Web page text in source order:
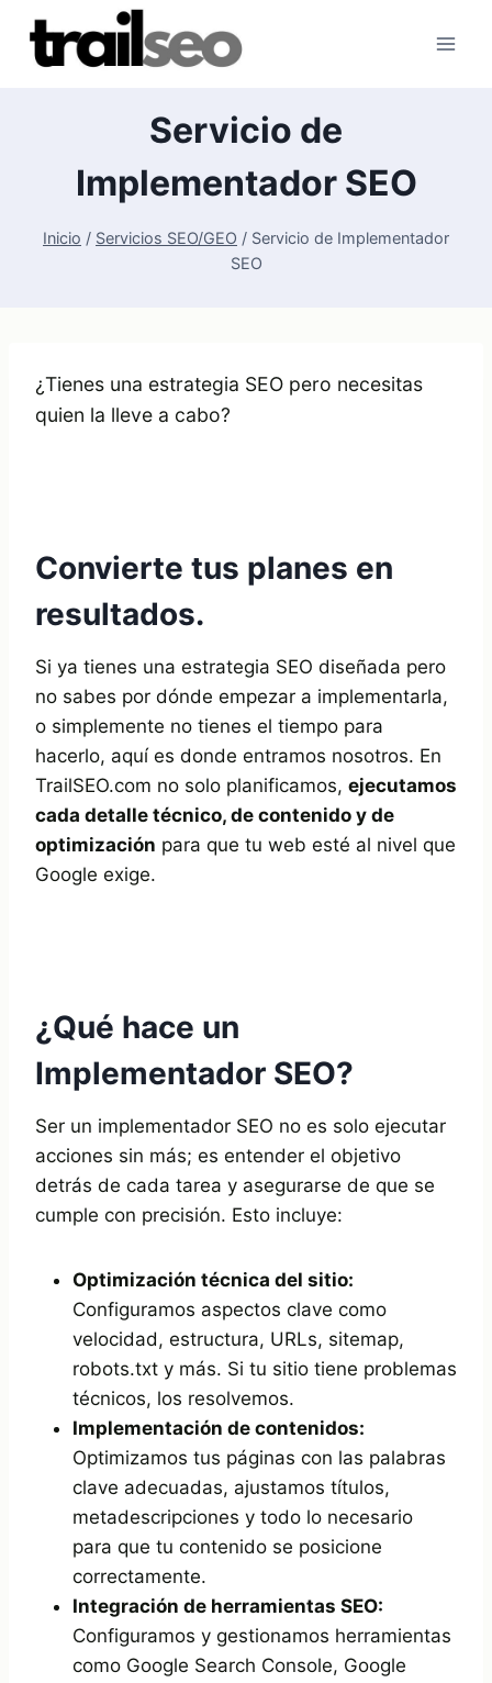
Saltar
contenido
Servicio de
Implementador SEO
Inicio / Servicios SEO/GEO / Servicio de Implementador
SEO
¿Tienes una estrategia SEO pero necesitas
quien la lleve a cabo?
Convierte tus planes en
resultados.
Si ya tienes una estrategia SEO diseñada pero
no sabes por dónde empezar a implementarla,
o simplemente no tienes el tiempo para
hacerlo, aquí es donde entramos nosotros. En
TrailSEO.com no solo planificamos, ejecutamos
cada detalle técnico, de contenido y de
optimización para que tu web esté al nivel que
Google exige.
¿Qué hace un
Implementador SEO?
Ser un implementador SEO no es solo ejecutar
acciones sin más; es entender el objetivo
detrás de cada tarea y asegurarse de que se
cumple con precisión. Esto incluye:
Optimización técnica del sitio:
Configuramos aspectos clave como
velocidad, estructura, URLs, sitemap,
robots.txt y más. Si tu sitio tiene problemas
técnicos, los resolvemos.
Implementación de contenidos:
Optimizamos tus páginas con las palabras
clave adecuadas, ajustamos títulos,
metadescripciones y todo lo necesario
para que tu contenido se posicione
correctamente.
Integración de herramientas SEO:
Configuramos y gestionamos herramientas
como Google Search Console, Google